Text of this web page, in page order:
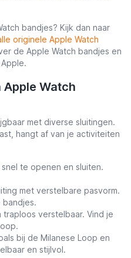
bandjes? Kijk dan naar
originele Apple Watch
de Apple Watch bandjes en
Watch
met diverse sluitingen.
hangt af van je activiteiten
te openen en sluiten.
met verstelbare pasvorm.
traploos verstelbaar. Vind je
bij de Milanese Loop en
en stijlvol.